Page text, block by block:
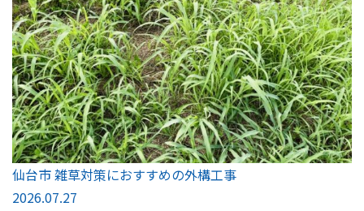
仙台市 雑草対策におすすめの外構工事
2026.07.27